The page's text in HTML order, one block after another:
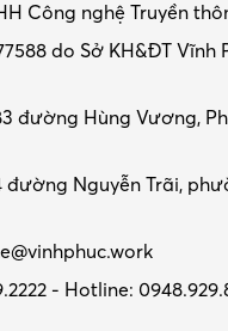
Công nghệ Truyền
do Sở KH&ĐT Vĩnh
đường Hùng Vương,
đường Nguyễn Trãi,
- Hotline: